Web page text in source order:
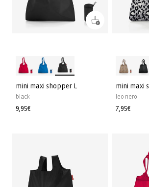
mini maxi shopper L
black
Normale
9,95€
mini maxi
leo nero
Normale
7,95€